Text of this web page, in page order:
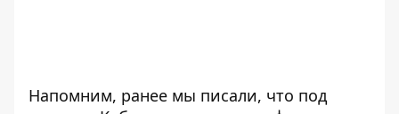
Напомним, ранее мы писали, что под